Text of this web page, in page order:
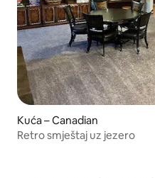
Kuća – Canadian
Retro smještaj uz jezero